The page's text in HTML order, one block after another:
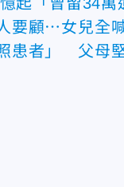
要顧⋯女兒全
患者」 父母